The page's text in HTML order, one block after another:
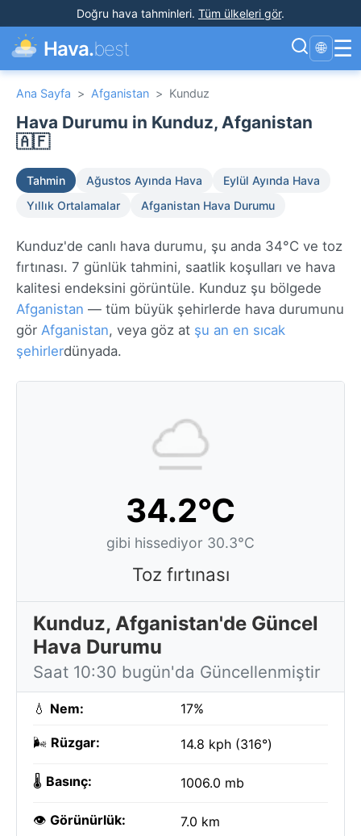
Doğru hava tahminleri. Tüm ülkeleri gör.
Hava.best 🌐 ☰
Ana Sayfa > Afganistan > Kunduz
Hava Durumu in Kunduz, Afganistan
🇦🇫
Tahmin Ağustos Ayında Hava
Eylül Ayında Hava
Yıllık Ortalamalar
Afganistan Hava Durumu
Kunduz'de canlı hava durumu, şu anda 34°C ve toz
fırtınası. 7 günlük tahmini, saatlik koşulları ve hava
kalitesi endeksini görüntüle. Kunduz şu bölgede
Afganistan — tüm büyük şehirlerde hava durumunu
gör Afganistan, veya göz at şu an en sıcak
şehirlerdünyada.
34.2°C
gibi hissediyor 30.3°C
Toz fırtınası
Kunduz, Afganistan'de Güncel
Hava Durumu
Saat 10:30 bugün'da Güncellenmiştir
💧 Nem: 17%
🌬️ Rüzgar: 14.8 kph (316°)
🌡️ Basınç: 1006.0 mb
👁️ Görünürlük: 7.0 km